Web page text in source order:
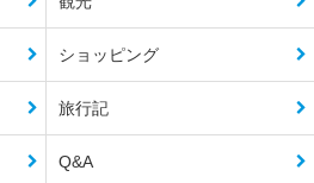
ショッピング
旅行記
Q&A